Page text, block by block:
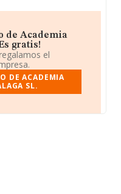
de Academia
gratis!
el
DE ACADEMIA
SL.